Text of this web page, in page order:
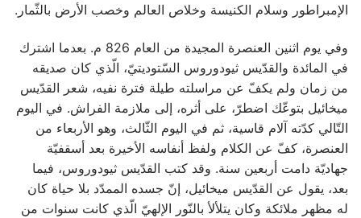
الإمبراطور وسلام الكنيسة وخلاص العالم وخصب الأرض بالثّمار.
وفي يوم اثنين العنصرة المجيدة من العام 826 م. بعدما اشترك
في المائدة والقدّيس ثيودوروس السّتوديتيّ، الّذي كان صديقه
من زمان ولم يكفّ عن مراسلته طيلة فترة نفيه، شعر القدّيس
ميخائيل بتوعّك اضطرّ، على أثره، إلى ملازمة الفراش. في اليوم
التّالي كدّته آلام قاسية، ثم في اليوم الثّالث، وهو الأربعاء من
العنصرة، كفّ عن الكلام ولفظ أنفاسه الأخيرة بعد أسقفيّة
جهاديّة دامت أربعين سنة. وقد كتب القدّيس ثيودوروس، فيما
بعد، يقول عن القدّيس ميخائيل، إنّ جسده الممدّد بلا حياة كان
له مظهر ملائكة وكان يتلألأ بالنّور الإلهيّ الّذي كانت سنوات من